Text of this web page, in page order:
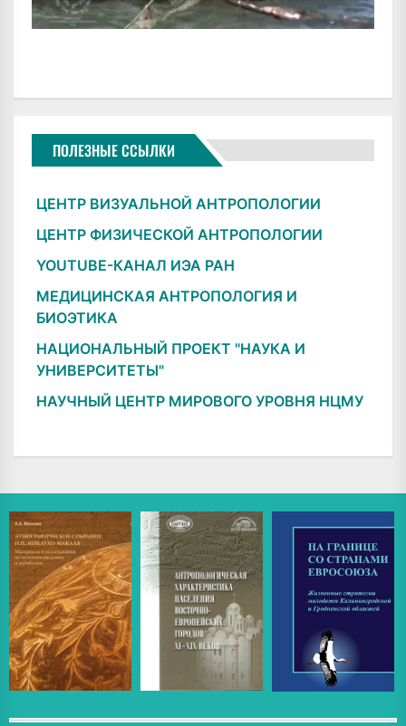
ПОЛЕЗНЫЕ ССЫЛКИ
ЦЕНТР ВИЗУАЛЬНОЙ АНТРОПОЛОГИИ
ЦЕНТР ФИЗИЧЕСКОЙ АНТРОПОЛОГИИ
YOUTUBE-КАНАЛ ИЭА РАН
МЕДИЦИНСКАЯ АНТРОПОЛОГИЯ И
БИОЭТИКА
НАЦИОНАЛЬНЫЙ ПРОЕКТ "НАУКА И
УНИВЕРСИТЕТЫ"
НАУЧНЫЙ ЦЕНТР МИРОВОГО УРОВНЯ НЦМУ